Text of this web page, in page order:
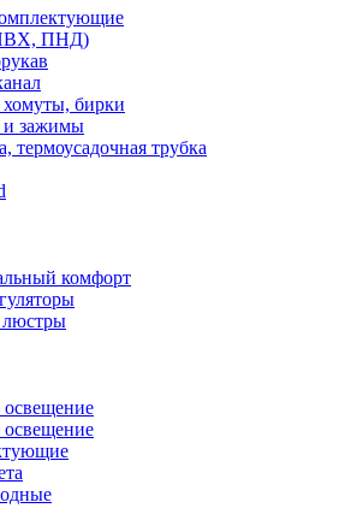
ПНД)
бирки
зажимы
термоусадочная трубка
комфорт
люстры